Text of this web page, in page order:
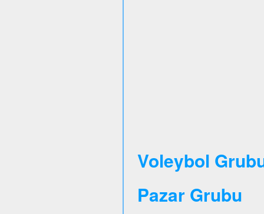
Voleybol
Pazar Grubu